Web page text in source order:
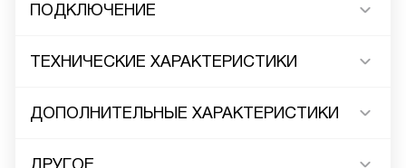
ПОДКЛЮЧЕНИЕ
ТЕХНИЧЕСКИЕ ХАРАКТЕРИСТИКИ
ДОПОЛНИТЕЛЬНЫЕ ХАРАКТЕРИСТИКИ
ДРУГОЕ